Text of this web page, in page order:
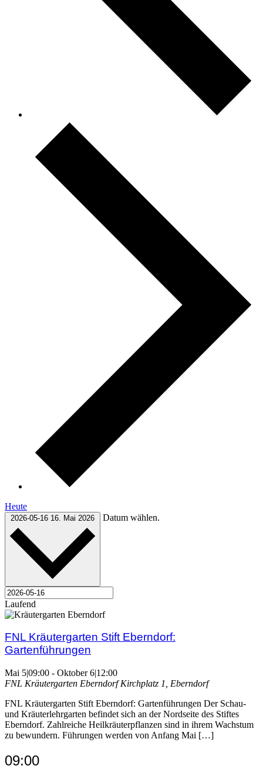
Heute
2026-05-16 16. Mai 2026 Datum wählen.
Laufend
FNL Kräutergarten Stift Eberndorf:
Gartenführungen
Mai 5|09:00 - Oktober 6|12:00
FNL Kräutergarten EberndorfKirchplatz 1, Eberndorf
FNL Kräutergarten Stift Eberndorf: Gartenführungen Der Schau-
und Kräuterlehrgarten befindet sich an der Nordseite des Stiftes
Eberndorf. Zahlreiche Heilkräuterpflanzen sind in ihrem Wachstum
zu bewundern. Führungen werden von Anfang Mai […]
09:00